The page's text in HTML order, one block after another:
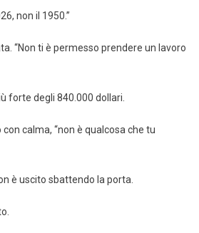
non il 1950.”
“Non ti è permesso prendere un lavoro
forte degli 840.000 dollari.
con calma, “non è qualcosa che tu
è uscito sbattendo la porta.